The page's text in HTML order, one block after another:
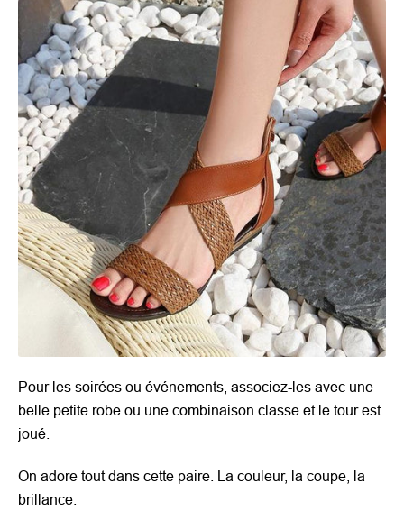
Pour les soirées ou événements, associez-les avec une
belle petite robe ou une combinaison classe et le tour est
joué.
On adore tout dans cette paire. La couleur, la coupe, la
brillance.